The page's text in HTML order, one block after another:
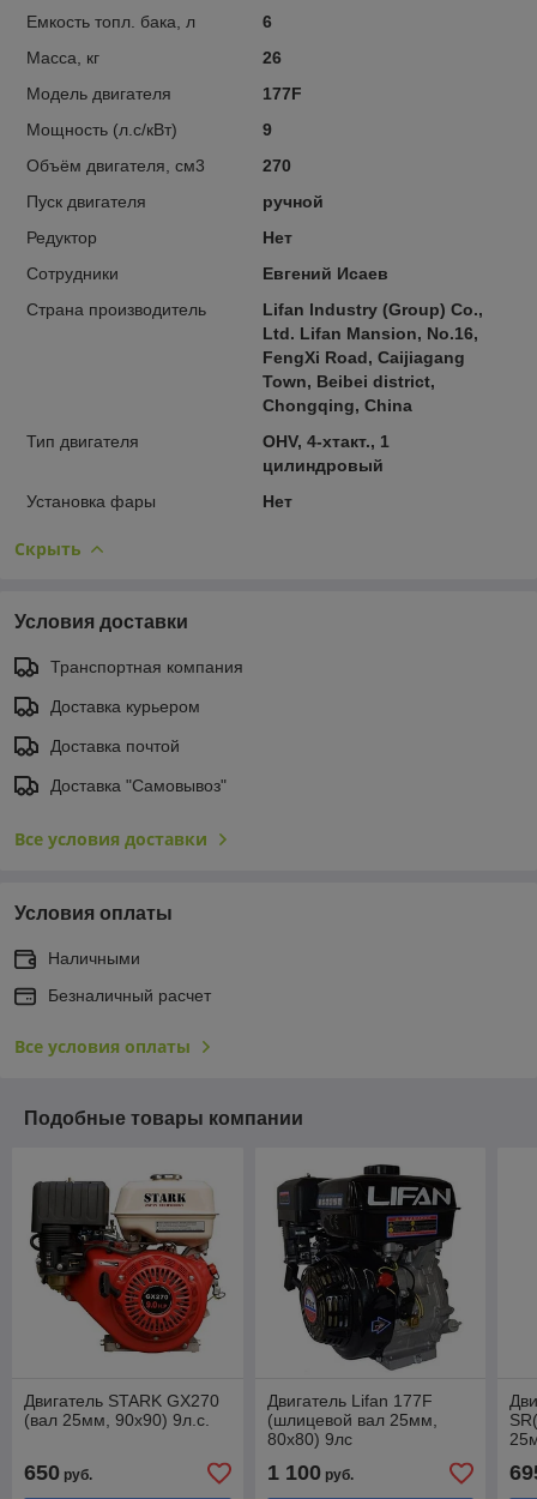
Емкость топл. бака, л
6
Масса, кг
26
Модель двигателя
177F
Мощность (л.с/кВт)
9
Объём двигателя, см3
270
Пуск двигателя
ручной
Редуктор
Нет
Сотрудники
Евгений Исаев
Страна производитель
Lifan lndustry (Group) Co.,
Ltd. Lifan Mansion, No.16,
FengXi Road, Caijiagang
Town, Beibei district,
Chongqing, China
Тип двигателя
OHV, 4-хтакт., 1
цилиндровый
Установка фары
Нет
Скрыть
Условия доставки
Транспортная компания
Доставка курьером
Доставка почтой
Доставка "Самовывоз"
Все условия доставки
Условия оплаты
Наличными
Безналичный расчет
Все условия оплаты
Подобные товары компании
Двигатель STARK GX270
(вал 25мм, 90х90) 9л.с.
650 руб.
Двигатель Lifan 177F
(шлицевой вал 25мм,
80x80) 9лс
1 100руб.